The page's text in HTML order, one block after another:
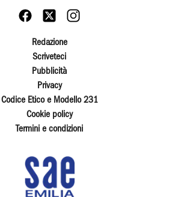
Redazione
Scriveteci
Pubblicità
Privacy
Codice Etico e Modello 231
Cookie policy
Termini e condizioni